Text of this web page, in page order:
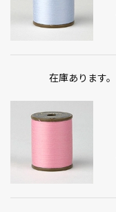
在庫あります。